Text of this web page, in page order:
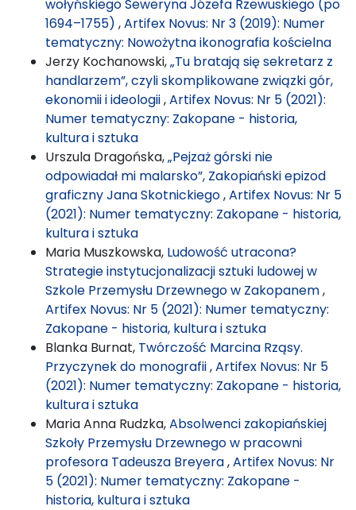
wołyńskiego Seweryna Józefa Rzewuskiego (po
1694–1755) ,Artifex Novus: Nr 3 (2019): Numer
tematyczny: Nowożytna ikonografia kościelna
Jerzy Kochanowski,„Tu bratają się sekretarz z
handlarzem”, czyli skomplikowane związki gór,
ekonomii i ideologii,Artifex Novus: Nr 5 (2021):
Numer tematyczny: Zakopane - historia,
kultura i sztuka
Urszula Dragońska,„Pejzaż górski nie
odpowiadał mi malarsko”, Zakopiański epizod
graficzny Jana Skotnickiego,Artifex Novus: Nr 5
(2021): Numer tematyczny: Zakopane - historia,
kultura i sztuka
Maria Muszkowska, Ludowość utracona?
Strategie instytucjonalizacji sztuki ludowej w
Szkole Przemysłu Drzewnego w Zakopanem,
Artifex Novus: Nr 5 (2021): Numer tematyczny:
Zakopane - historia, kultura i sztuka
Blanka Burnat, Twórczość Marcina Rząsy.
Przyczynek do monografii,Artifex Novus: Nr 5
(2021): Numer tematyczny: Zakopane - historia,
kultura i sztuka
Maria Anna Rudzka,Absolwenci zakopiańskiej
Szkoły Przemysłu Drzewnego w pracowni
profesora Tadeusza Breyera,Artifex Novus: Nr
5 (2021): Numer tematyczny: Zakopane -
historia, kultura i sztuka